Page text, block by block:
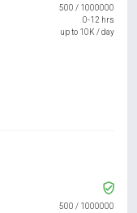
500 / 1000000
0-12 hrs
up to 10K / day
500 / 1000000